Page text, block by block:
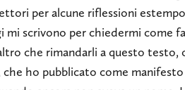
per alcune riflessioni
mi scrivono per chiedermi come
che rimandarli a questo testo,
che ho pubblicato come